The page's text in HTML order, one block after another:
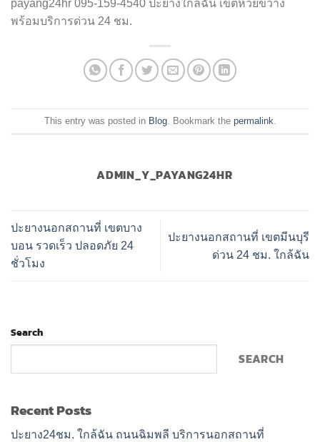
payang24hr 095-159-4540 ปะยางใกล้ฉัน เขตห้วยขวาง
พร้อมบริการด่วน 24 ชม.
This entry was posted in Blog. Bookmark the permalink
ADMIN_Y_PAYANG24HR
ปะยางนอกสถานที่ เขตบาง
บอน รวดเร็ว ปลอดภัย 24
ชั่วโมง
ปะยางนอกสถานที่ เขตมีนบุรี
ด่วน 24 ชม. ใกล้ฉัน
Search
SEARCH
Recent Posts
ปะยาง24ชม. ใกล้ฉัน ถนนฉิมพลี บริการนอกสถานที่